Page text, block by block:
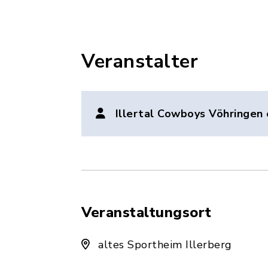
Veranstalter
Illertal Cowboys Vöhringen
Veranstaltungsort
altes Sportheim Illerberg